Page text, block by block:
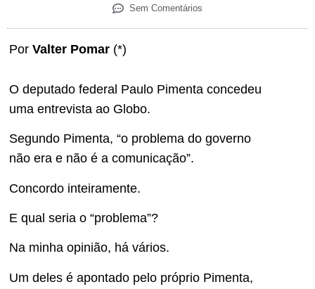
Sem Comentários
Por Valter Pomar (*)
O deputado federal Paulo Pimenta concedeu
uma entrevista ao Globo.
Segundo Pimenta, “o problema do governo
não era e não é a comunicação”.
Concordo inteiramente.
E qual seria o “problema”?
Na minha opinião, há vários.
Um deles é apontado pelo próprio Pimenta,